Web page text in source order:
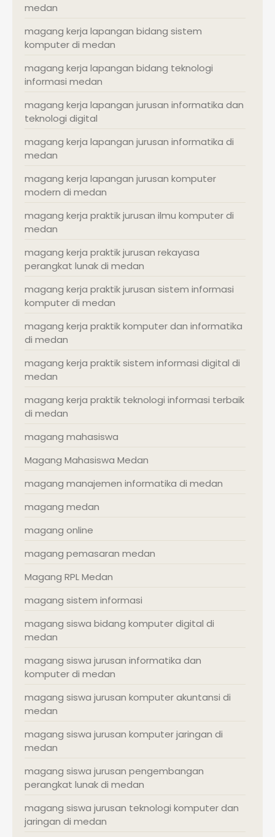
medan
magang kerja lapangan bidang sistem
komputer di medan
magang kerja lapangan bidang teknologi
informasi medan
magang kerja lapangan jurusan informatika dan
teknologi digital
magang kerja lapangan jurusan informatika di
medan
magang kerja lapangan jurusan komputer
modern di medan
magang kerja praktik jurusan ilmu komputer di
medan
magang kerja praktik jurusan rekayasa
perangkat lunak di medan
magang kerja praktik jurusan sistem informasi
komputer di medan
magang kerja praktik komputer dan informatika
di medan
magang kerja praktik sistem informasi digital di
medan
magang kerja praktik teknologi informasi terbaik
di medan
magang mahasiswa
Magang Mahasiswa Medan
magang manajemen informatika di medan
magang medan
magang online
magang pemasaran medan
Magang RPL Medan
magang sistem informasi
magang siswa bidang komputer digital di
medan
magang siswa jurusan informatika dan
komputer di medan
magang siswa jurusan komputer akuntansi di
medan
magang siswa jurusan komputer jaringan di
medan
magang siswa jurusan pengembangan
perangkat lunak di medan
magang siswa jurusan teknologi komputer dan
jaringan di medan